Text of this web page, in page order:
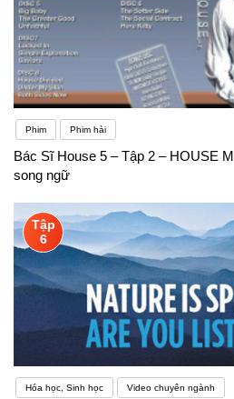
Phim Phim hài
Bác Sĩ House 5 – Tập 2 – HOUSE
song ngữ
Tập
6
Hóa học, Sinh học Video chuyên ngành